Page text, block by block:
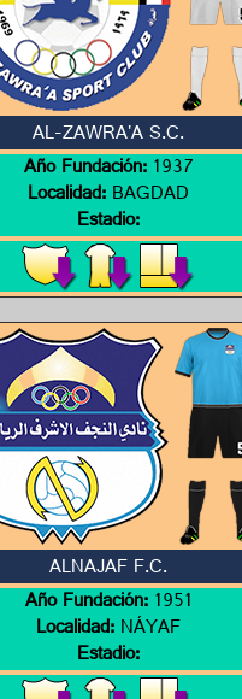
AL-ZAWRA'A S.C.
Año Fundación:1937
Localidad:BAGDAD
Estadio:
ALNAJAF F.C.
Año Fundación:1951
Localidad:NÁYAF
Estadio: